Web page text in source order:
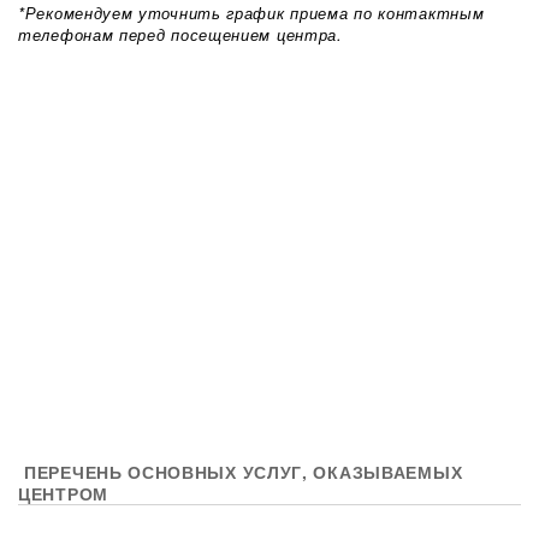
*Рекомендуем уточнить график приема по контактным
телефонам перед посещением центра.
ПЕРЕЧЕНЬ ОСНОВНЫХ УСЛУГ, ОКАЗЫВАЕМЫХ
ЦЕНТРОМ